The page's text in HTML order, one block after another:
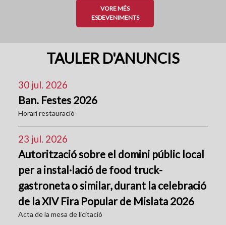
VORE MÉS
ESDEVENIMENTS
TAULER D'ANUNCIS
30 jul. 2026
Ban. Festes 2026
Horari restauració
23 jul. 2026
Autorització sobre el domini públic local
per a instal·lació de food truck-
gastroneta o similar, durant la celebració
de la XIV Fira Popular de Mislata 2026
Acta de la mesa de licitació